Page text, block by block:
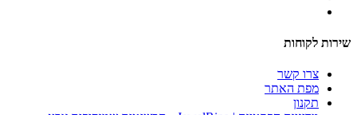
שירות לקוחות
צרו קשר
מפת האתר
תקנון